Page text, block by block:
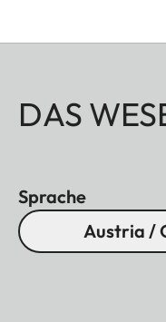
DAS
Sprache
Austria /